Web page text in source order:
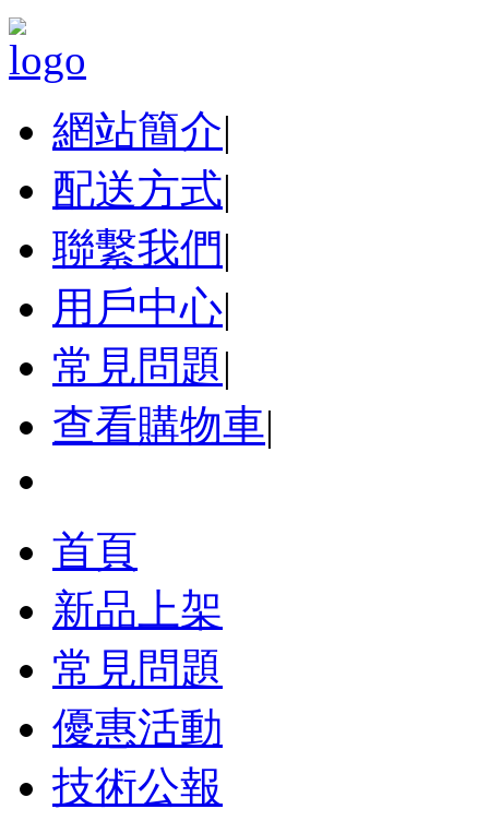
網站簡介|
配送方式|
聯繫我們|
用戶中心|
常見問題|
查看購物車|
首頁
新品上架
常見問題
優惠活動
技術公報